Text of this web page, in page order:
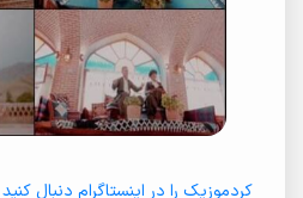
کردموزیک را در اینستاگرام دنبال